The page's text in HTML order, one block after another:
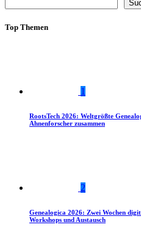
Top Themen
1
RootsTech 2026: Weltgrößte
Ahnenforscher zusammen
2
Genealogica 2026: Zwei Wochen
Workshops und Austausch